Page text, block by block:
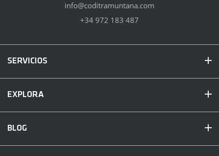
info@coditramuntana.com
+34 972 183 487
SERVICIOS
EXPLORA
BLOG